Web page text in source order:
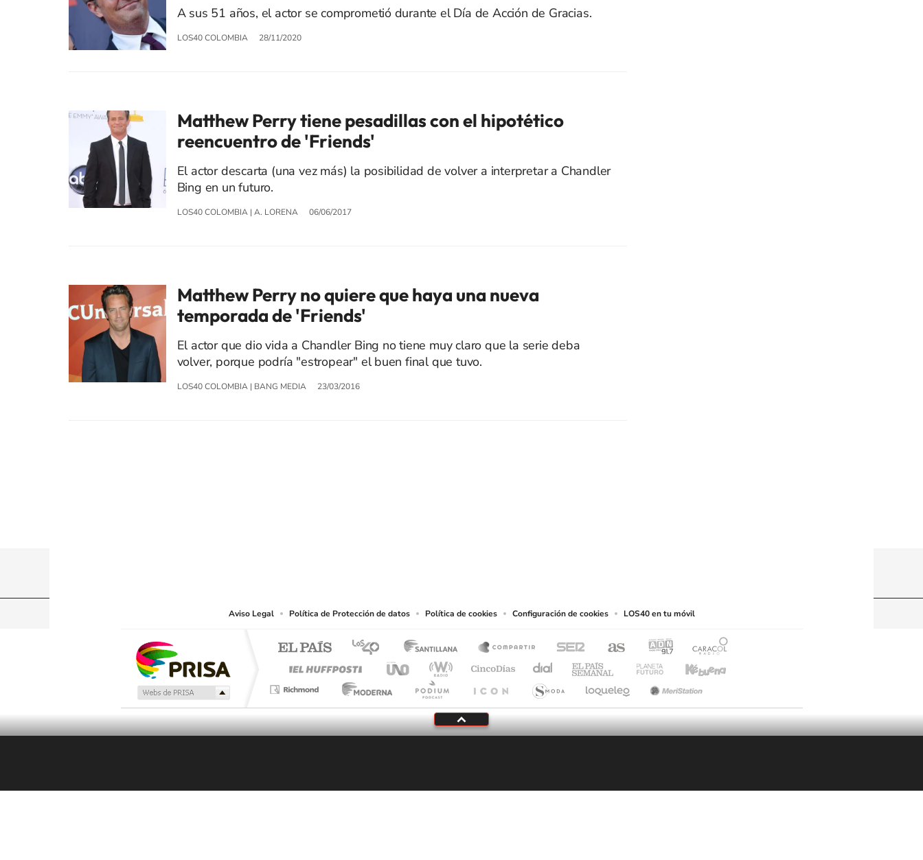
A sus 51 años, el actor se comprometió durante el Día de Acción de Gracias.
LOS40 COLOMBIA 28/11/2020
Matthew Perry tiene pesadillas con el hipotético
reencuentro de 'Friends'
El actor descarta (una vez más) la posibilidad de volver a interpretar a Chandler
Bing en un futuro.
LOS40 COLOMBIA| A. LORENA 06/06/2017
Matthew Perry no quiere que haya una nueva
temporada de 'Friends'
El actor que dio vida a Chandler Bing no tiene muy claro que la serie deba
volver, porque podría "estropear" el buen final que tuvo.
LOS40 COLOMBIA| BANG MEDIA 23/03/2016
Aviso Legal Política de Protección de datos Política de cookies Configuración de cookies LOS40 en tu móvil